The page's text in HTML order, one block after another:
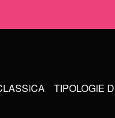
TIPOLOGIE